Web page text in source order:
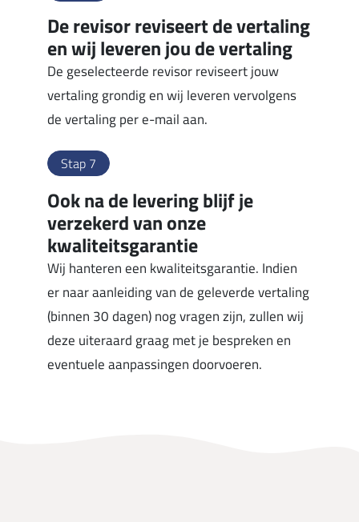
De revisor reviseert de vertaling
en wij leveren jou de vertaling
De geselecteerde revisor reviseert jouw
vertaling grondig en wij leveren vervolgens
de vertaling per e-mail aan.
Stap 7
Ook na de levering blijf je
verzekerd van onze
kwaliteitsgarantie
Wij hanteren een kwaliteitsgarantie. Indien
er naar aanleiding van de geleverde vertaling
(binnen 30 dagen) nog vragen zijn, zullen wij
deze uiteraard graag met je bespreken en
eventuele aanpassingen doorvoeren.